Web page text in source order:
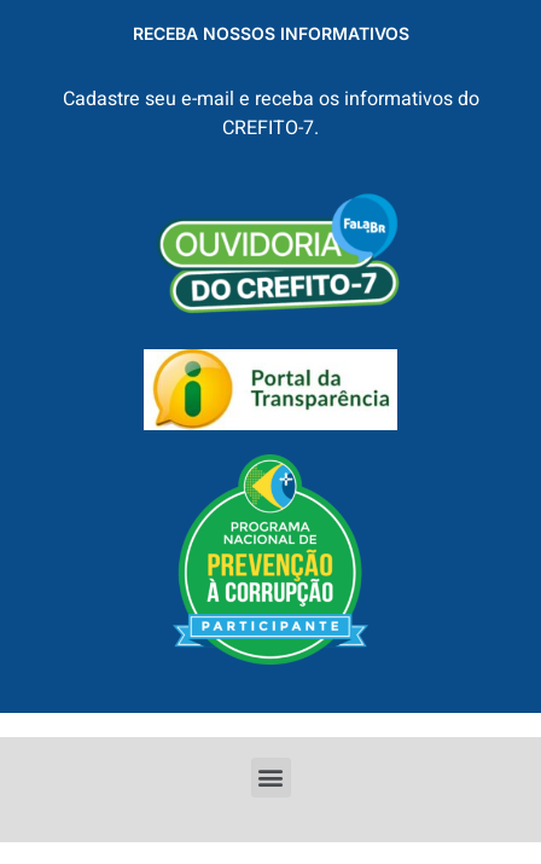
RECEBA NOSSOS INFORMATIVOS
Cadastre seu e-mail e receba os informativos do
CREFITO-7.